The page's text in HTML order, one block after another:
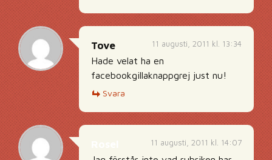
11 augusti, 2011 kl. 13:34
Tove
Hade velat ha en
facebookgillaknappgrej just nu!
Svara
11 augusti, 2011 kl. 14:07